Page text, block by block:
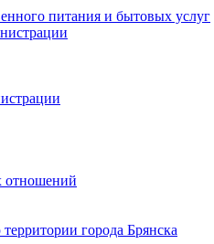
питания и бытовых услуг
отношений
города Брянска